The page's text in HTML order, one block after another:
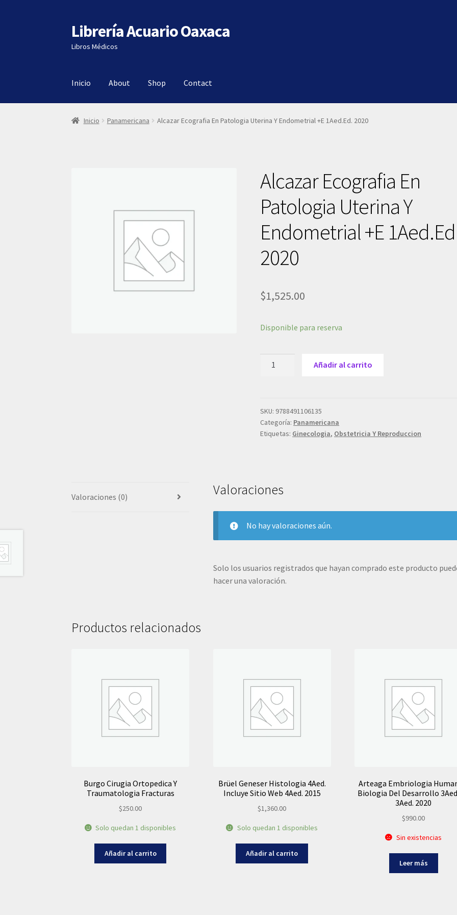
Ir
a
la
Ir
al
contenido
Librería Acuario Oaxaca
Libros Médicos
Inicio About Shop Contact
Inicio Panamericana Alcazar Ecografia En Patologia Uterina Y Endometrial +E 1Aed.Ed. 2020
Alcazar Ecografia En
Patologia Uterina Y
Endometrial +E
2020
$1,525.00
Disponible para reserva
Uterina
Y
Endometrial
cantidad
Añadir al carrito
SKU: 9788491106135
Categoría: Panamericana
Etiquetas: Ginecologia, Obstetricia Y Reproduccion
Valoraciones (0) Valoraciones
No hay valoraciones aún.
Solo los usuarios registrados que hayan comprado este producto
hacer una valoración.
Productos relacionados
Burgo Cirugia Ortopedica Y
Traumatologia Fracturas
$250.00
Solo quedan 1 disponibles
Añadir al carrito
Brüel Geneser Histologia 4Aed.
Incluye Sitio Web 4Aed. 2015
$1,360.00
Solo quedan 1 disponibles
Añadir al carrito
Arteaga Embriologia
Biologia Del Desarrollo
3Aed. 2020
$990.00
Sin existencias
Leer más